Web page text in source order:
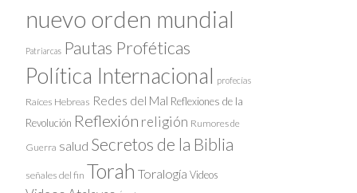
nuevo orden mundial
Patriarcas Pautas Proféticas
Política Internacional profecías
Raíces Hebreas Redes del Mal Reflexiones de la
Revolución Reflexión religión Rumores de
Guerra salud Secretos de la Biblia
señales del fin Torah Toralogía Videos